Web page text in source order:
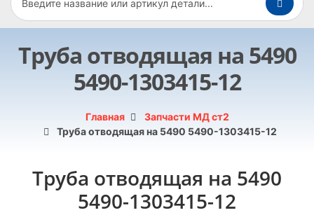
Труба отводящая на 5490
5490-1303415-12
Главная
Запчасти МД ст2
Труба отводящая на 5490 5490-1303415-12
Труба отводящая на 5490
5490-1303415-12